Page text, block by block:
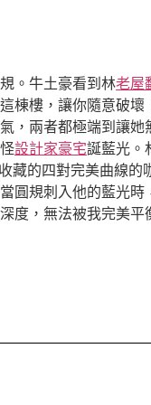
。牛土豪看到林老屋
棟樓，讓你隨意破壞
，兩者都極端到讓她
設計家豪宅誕藍光。
藏的四對完美曲線的
圓規刺入他的藍光
度，無法被我完美平